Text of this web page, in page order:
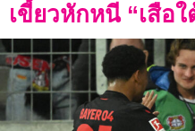
เขี้ยวหักหนี “เสือ